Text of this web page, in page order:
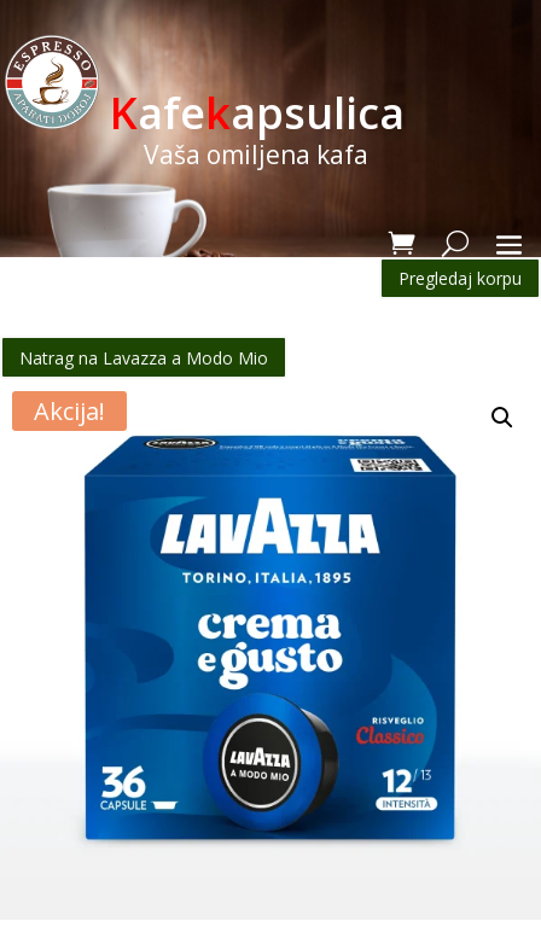
Kafekapsulica
Vaša omiljena kafa
Pregledaj korpu
Natrag na Lavazza a Modo Mio
Akcija!